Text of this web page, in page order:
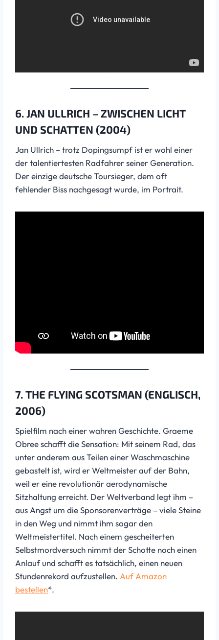
6. JAN ULLRICH – ZWISCHEN LICHT
UND SCHATTEN (2004)
Jan Ullrich – trotz Dopingsumpf ist er wohl einer
der talentiertesten Radfahrer seiner Generation.
Der einzige deutsche Toursieger, dem oft
fehlender Biss nachgesagt wurde, im Portrait.
7. THE FLYING SCOTSMAN (ENGLISCH,
2006)
Spielfilm nach einer wahren Geschichte. Graeme
Obree schafft die Sensation: Mit seinem Rad, das
unter anderem aus Teilen einer Waschmaschine
gebastelt ist, wird er Weltmeister auf der Bahn,
weil er eine revolutionär aerodynamische
Sitzhaltung erreicht. Der Weltverband legt ihm –
aus Angst um die Sponsorenverträge – viele Steine
in den Weg und nimmt ihm sogar den
Weltmeistertitel. Nach einem gescheiterten
Selbstmordversuch nimmt der Schotte noch einen
Anlauf und schafft es tatsächlich, einen neuen
Stundenrekord aufzustellen. Auf Amazon
bestellen*.